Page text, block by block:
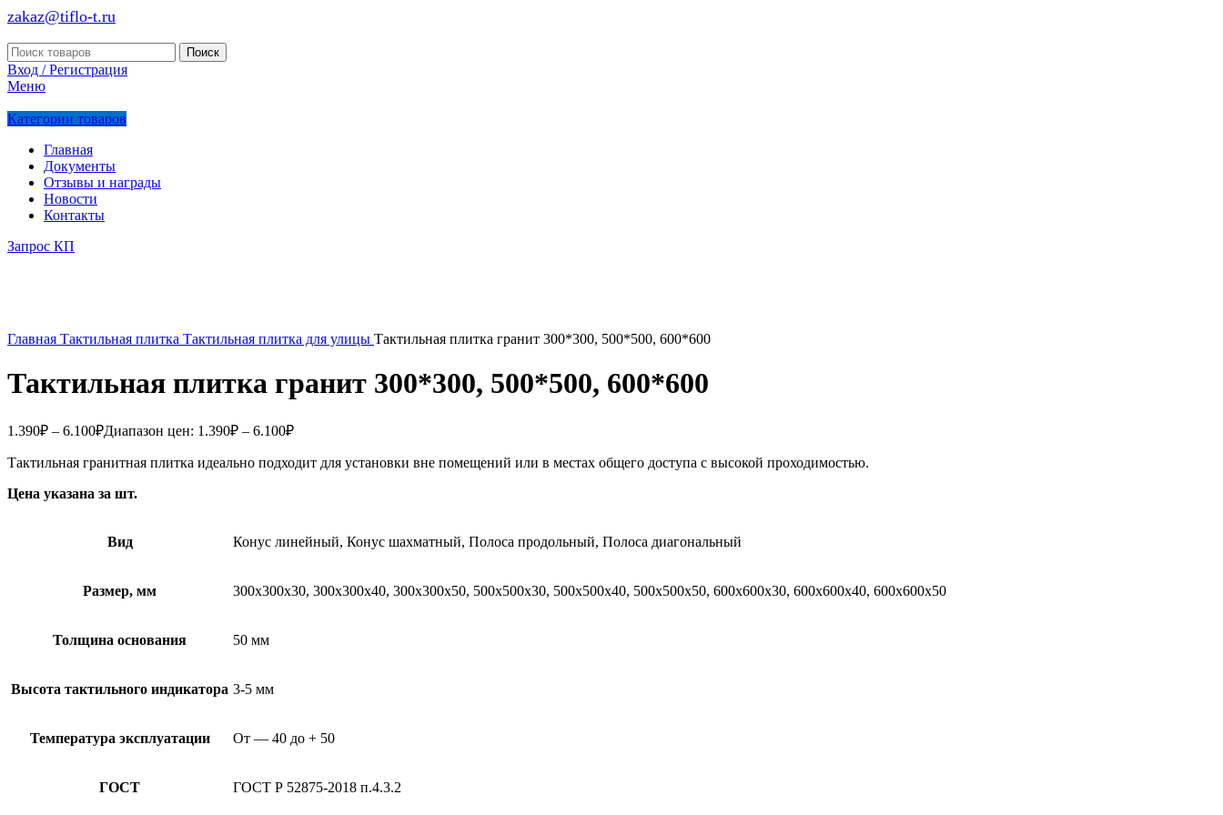
zakaz@tiflo-t.ru
Поиск
Вход / Регистрация
Меню
Категории товаров
Главная
Документы
Отзывы и награды
Новости
Контакты
Запрос КП
Главная Тактильная плитка Тактильная плитка для улицы Тактильная плитка гранит 300*300, 500*500, 600*600
Тактильная плитка гранит 300*300, 500*500, 600*600
1.390₽ – 6.100₽Диапазон цен: 1.390₽ – 6.100₽
Тактильная гранитная плитка идеально подходит для установки вне помещений или в местах общего доступа с высокой проходимостью.
Цена указана за шт.
Вид Конус линейный, Конус шахматный, Полоса продольный, Полоса диагональный
Размер, мм 300х300х30, 300х300х40, 300х300х50, 500х500х30, 500х500х40, 500х500х50, 600х600х30, 600х600х40, 600х600х50
Толщина основания 50 мм
Высота тактильного индикатора 3-5 мм
Температура эксплуатации От — 40 до + 50
ГОСТ ГОСТ Р 52875-2018 п.4.3.2